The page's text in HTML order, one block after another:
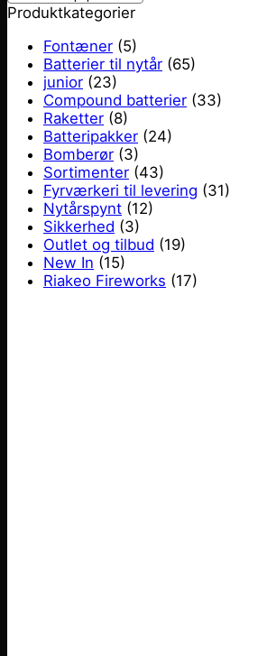
Produktkategorier
Fontæner (5)
Batterier til nytår (65)
junior (23)
Compound batterier (33)
Raketter (8)
Batteripakker (24)
Bomberør (3)
Sortimenter (43)
Fyrværkeri til levering (31)
Nytårspynt (12)
Sikkerhed (3)
Outlet og tilbud (19)
New In (15)
Riakeo Fireworks (17)